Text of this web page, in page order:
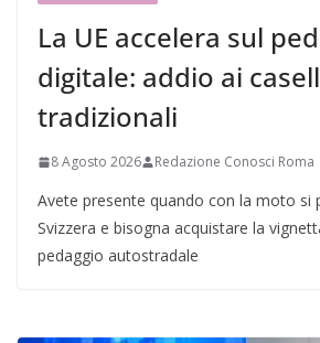
La UE accelera sul
digitale: addio ai
tradizionali
8 Agosto 2026 Redazione Conosci Roma
Avete presente quando con la moto si
Svizzera e bisogna acquistare la
pedaggio autostradale